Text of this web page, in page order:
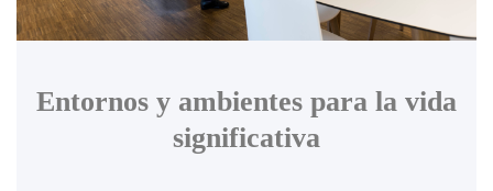
Entornos y ambientes para la vida
significativa